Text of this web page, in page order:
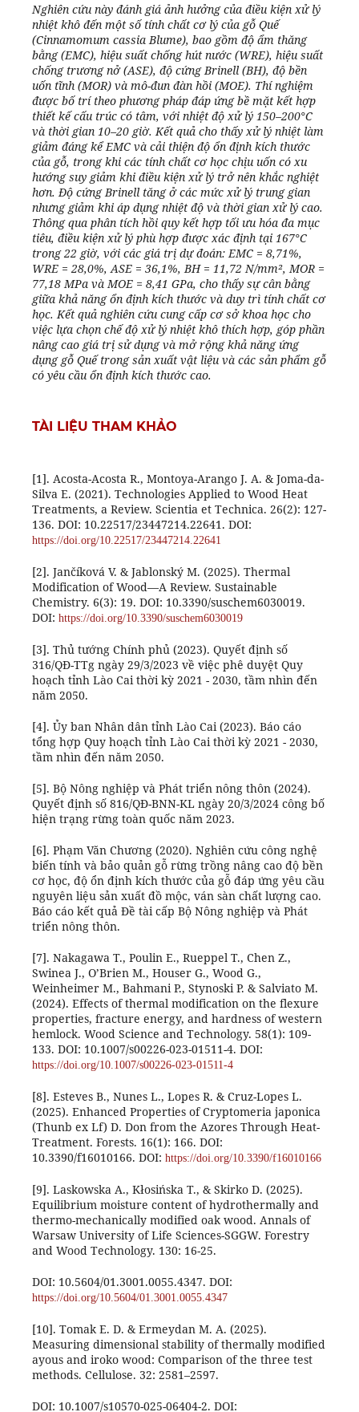
Nghiên cứu này đánh giá ảnh hưởng của điều kiện xử lý
nhiệt khô đến một số tính chất cơ lý của gỗ Quế
(Cinnamomum cassia Blume), bao gồm độ ẩm thăng
bằng (EMC), hiệu suất chống hút nước (WRE), hiệu suất
chống trương nở (ASE), độ cứng Brinell (BH), độ bền
uốn tĩnh (MOR) và mô-đun đàn hồi (MOE). Thí nghiệm
được bố trí theo phương pháp đáp ứng bề mặt kết hợp
thiết kế cấu trúc có tâm, với nhiệt độ xử lý 150–200°C
và thời gian 10–20 giờ. Kết quả cho thấy xử lý nhiệt làm
giảm đáng kể EMC và cải thiện độ ổn định kích thước
của gỗ, trong khi các tính chất cơ học chịu uốn có xu
hướng suy giảm khi điều kiện xử lý trở nên khắc nghiệt
hơn. Độ cứng Brinell tăng ở các mức xử lý trung gian
nhưng giảm khi áp dụng nhiệt độ và thời gian xử lý cao.
Thông qua phân tích hồi quy kết hợp tối ưu hóa đa mục
tiêu, điều kiện xử lý phù hợp được xác định tại 167°C
trong 22 giờ, với các giá trị dự đoán: EMC = 8,71%,
WRE = 28,0%, ASE = 36,1%, BH = 11,72 N/mm², MOR =
77,18 MPa và MOE = 8,41 GPa, cho thấy sự cân bằng
giữa khả năng ổn định kích thước và duy trì tính chất cơ
học. Kết quả nghiên cứu cung cấp cơ sở khoa học cho
việc lựa chọn chế độ xử lý nhiệt khô thích hợp, góp phần
nâng cao giá trị sử dụng và mở rộng khả năng ứng
dụng gỗ Quế trong sản xuất vật liệu và các sản phẩm gỗ
có yêu cầu ổn định kích thước cao.
TÀI LIỆU THAM KHẢO
[1]. Acosta-Acosta R., Montoya-Arango J. A. & Joma-da-
Silva E. (2021). Technologies Applied to Wood Heat
Treatments, a Review. Scientia et Technica. 26(2): 127-
136. DOI: 10.22517/23447214.22641. DOI:
https://doi.org/10.22517/23447214.22641
[2]. Jančíková V. & Jablonský M. (2025). Thermal
Modification of Wood—A Review. Sustainable
Chemistry. 6(3): 19. DOI: 10.3390/suschem6030019.
DOI: https://doi.org/10.3390/suschem6030019
[3]. Thủ tướng Chính phủ (2023). Quyết định số
316/QĐ-TTg ngày 29/3/2023 về việc phê duyệt Quy
hoạch tỉnh Lào Cai thời kỳ 2021 - 2030, tầm nhìn đến
năm 2050.
[4]. Ủy ban Nhân dân tỉnh Lào Cai (2023). Báo cáo
tổng hợp Quy hoạch tỉnh Lào Cai thời kỳ 2021 - 2030,
tầm nhìn đến năm 2050.
[5]. Bộ Nông nghiệp và Phát triển nông thôn (2024).
Quyết định số 816/QĐ-BNN-KL ngày 20/3/2024 công bố
hiện trạng rừng toàn quốc năm 2023.
[6]. Phạm Văn Chương (2020). Nghiên cứu công nghệ
biến tính và bảo quản gỗ rừng trồng nâng cao độ bền
cơ học, độ ổn định kích thước của gỗ đáp ứng yêu cầu
nguyên liệu sản xuất đồ mộc, ván sàn chất lượng cao.
Báo cáo kết quả Đề tài cấp Bộ Nông nghiệp và Phát
triển nông thôn.
[7]. Nakagawa T., Poulin E., Rueppel T., Chen Z.,
Swinea J., O’Brien M., Houser G., Wood G.,
Weinheimer M., Bahmani P., Stynoski P. & Salviato M.
(2024). Effects of thermal modification on the flexure
properties, fracture energy, and hardness of western
hemlock. Wood Science and Technology. 58(1): 109-
133. DOI: 10.1007/s00226-023-01511-4. DOI:
https://doi.org/10.1007/s00226-023-01511-4
[8]. Esteves B., Nunes L., Lopes R. & Cruz-Lopes L.
(2025). Enhanced Properties of Cryptomeria japonica
(Thunb ex Lf) D. Don from the Azores Through Heat-
Treatment. Forests. 16(1): 166. DOI:
10.3390/f16010166. DOI: https://doi.org/10.3390/f16010166
[9]. Laskowska A., Kłosińska T., & Skirko D. (2025).
Equilibrium moisture content of hydrothermally and
thermo-mechanically modified oak wood. Annals of
Warsaw University of Life Sciences-SGGW. Forestry
and Wood Technology. 130: 16-25.
DOI: 10.5604/01.3001.0055.4347. DOI:
https://doi.org/10.5604/01.3001.0055.4347
[10]. Tomak E. D. & Ermeydan M. A. (2025).
Measuring dimensional stability of thermally modified
ayous and iroko wood: Comparison of the three test
methods. Cellulose. 32: 2581–2597.
DOI: 10.1007/s10570-025-06404-2. DOI: